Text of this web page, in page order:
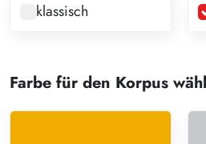
klassisch
Farbe für den Korpus